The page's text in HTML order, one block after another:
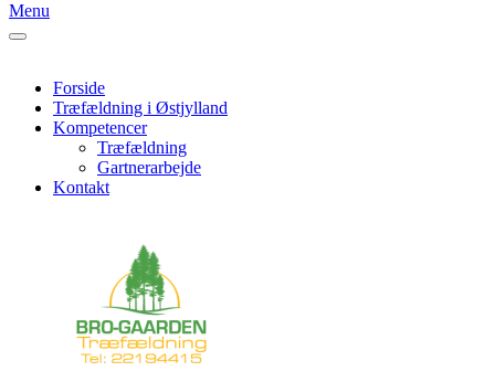
Menu
Forside
Træfældning i Østjylland
Kompetencer
Træfældning
Gartnerarbejde
Kontakt